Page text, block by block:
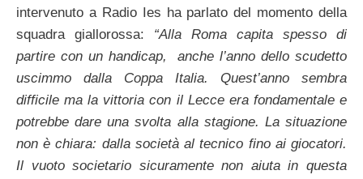
intervenuto a Radio Ies ha parlato del momento della
squadra giallorossa: “Alla Roma capita spesso di
partire con un handicap, anche l’anno dello scudetto
uscimmo dalla Coppa Italia. Quest’anno sembra
difficile ma la vittoria con il Lecce era fondamentale e
potrebbe dare una svolta alla stagione. La situazione
non è chiara: dalla società al tecnico fino ai giocatori.
Il vuoto societario sicuramente non aiuta in questa